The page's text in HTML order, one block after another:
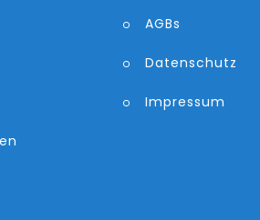
AGBs
Datenschutz
Impressum